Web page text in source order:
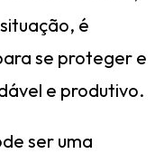
é
se proteger e
e produtivo.
ser uma